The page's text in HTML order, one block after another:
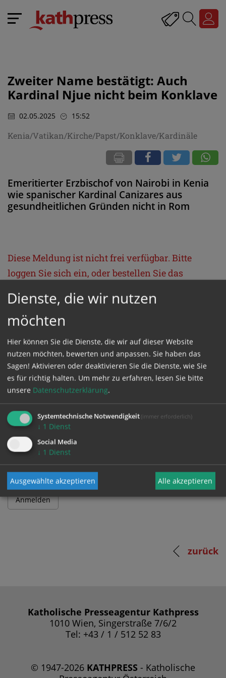
Zweiter Name bestätigt: Auch
Kardinal Njue nicht beim Konklave
02.05.2025 15:52
Kenia/Vatikan/Kirche/Papst/Konklave/Kardinäle
Emeritierter Erzbischof von Nairobi in Kenia
wie spanischer Kardinal Canizares aus
gesundheitlichen Gründen nicht in Rom
Diese Meldung ist nicht frei verfügbar. Bitte
loggen Sie sich ein, oder bestellen Sie das
GESCHÜTZTER BEREICH
Bitte melden Sie sich mit Ihrem Benutzernamen
und Passwort an.
Benutzername
Passwort
zurück
Katholische Presseagentur Kathpress
1010 Wien, Singerstraße 7/6/2
Tel: +43 / 1 / 512 52 83
© 1947-2026 KATHPRESS - Katholische
Dienste, die wir nutzen
möchten
Hier können Sie die Dienste, die wir auf dieser Website
nutzen möchten, bewerten und anpassen. Sie haben das
Sagen! Aktivieren oder deaktivieren Sie die Dienste, wie Sie
es für richtig halten. Um mehr zu erfahren, lesen Sie bitte
unsere Datenschutzerklärung.
Systemtechnische Notwendigkeit (immer erforderlich)
↓ 1 Dienst
Social Media
↓ 1 Dienst
Ausgewählte akzeptieren Alle akzeptieren